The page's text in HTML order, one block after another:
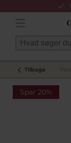
Tilbage
Spar 20%